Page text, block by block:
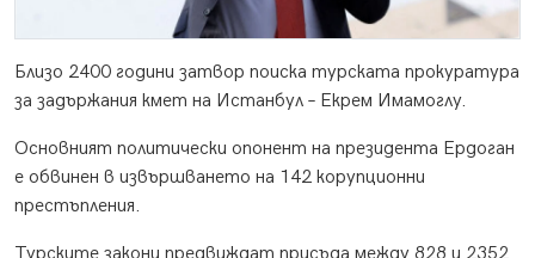
Близо 2400 години затвор поиска турската прокуратура
за задържания кмет на Истанбул – Екрем Имамоглу.
Основният политически опонент на президента Ердоган
е обвинен в извършването на 142 корупционни
престъпления.